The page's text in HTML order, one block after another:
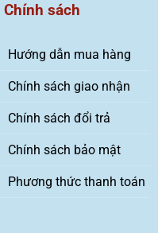
sách
Hướng dẫn mua hàng
Chính sách giao nhận
Chính sách đổi trả
Chính sách bảo mật
Phương thức thanh toán